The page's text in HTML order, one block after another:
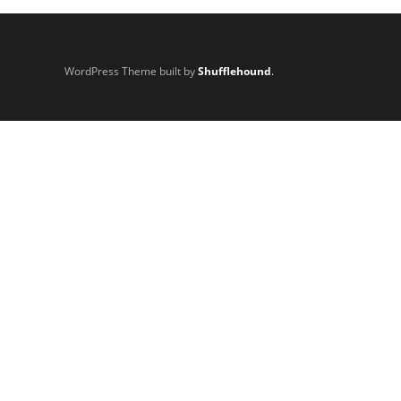
WordPress Theme built byShufflehound.